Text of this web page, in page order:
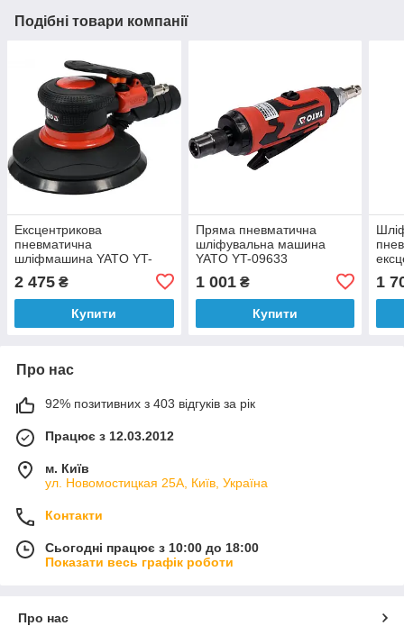
Подібні товари компанії
Ексцентрикова
пневматична
шліфмашина YATO YT-
2 475 ₴
Купити
Пряма пневматична
шліфувальна машина
YATO YT-09633
1 001₴
Купити
1
Про нас
92% позитивних з 403 відгуків за рік
Працює з 12.03.2012
м. Київ
ул. Новомостицкая 25А, Київ, Україна
Контакти
Сьогодні працює з 10:00 до 18:00
Показати весь графік роботи
Про нас